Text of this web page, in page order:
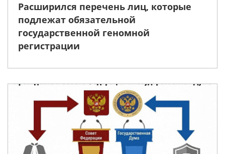
Расширился перечень лиц, которые
подлежат обязательной
государственной геномной
регистрации